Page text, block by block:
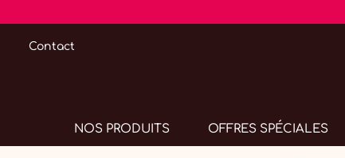
Contact
NOS PRODUITS OFFRES SPÉCIALES